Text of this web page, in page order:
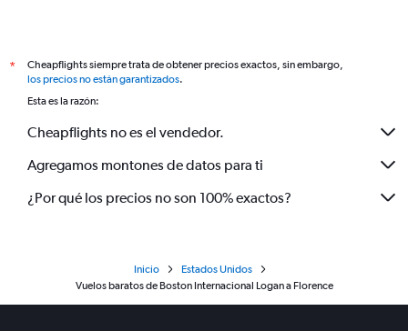
*
Cheapflights siempre trata de obtener precios exactos, sin embargo,
los precios no están garantizados.
Esta es la razón:
Cheapflights no es el vendedor.
Agregamos montones de datos para ti
¿Por qué los precios no son 100% exactos?
Inicio
Estados Unidos
Vuelos baratos de Boston Internacional Logan a Florence